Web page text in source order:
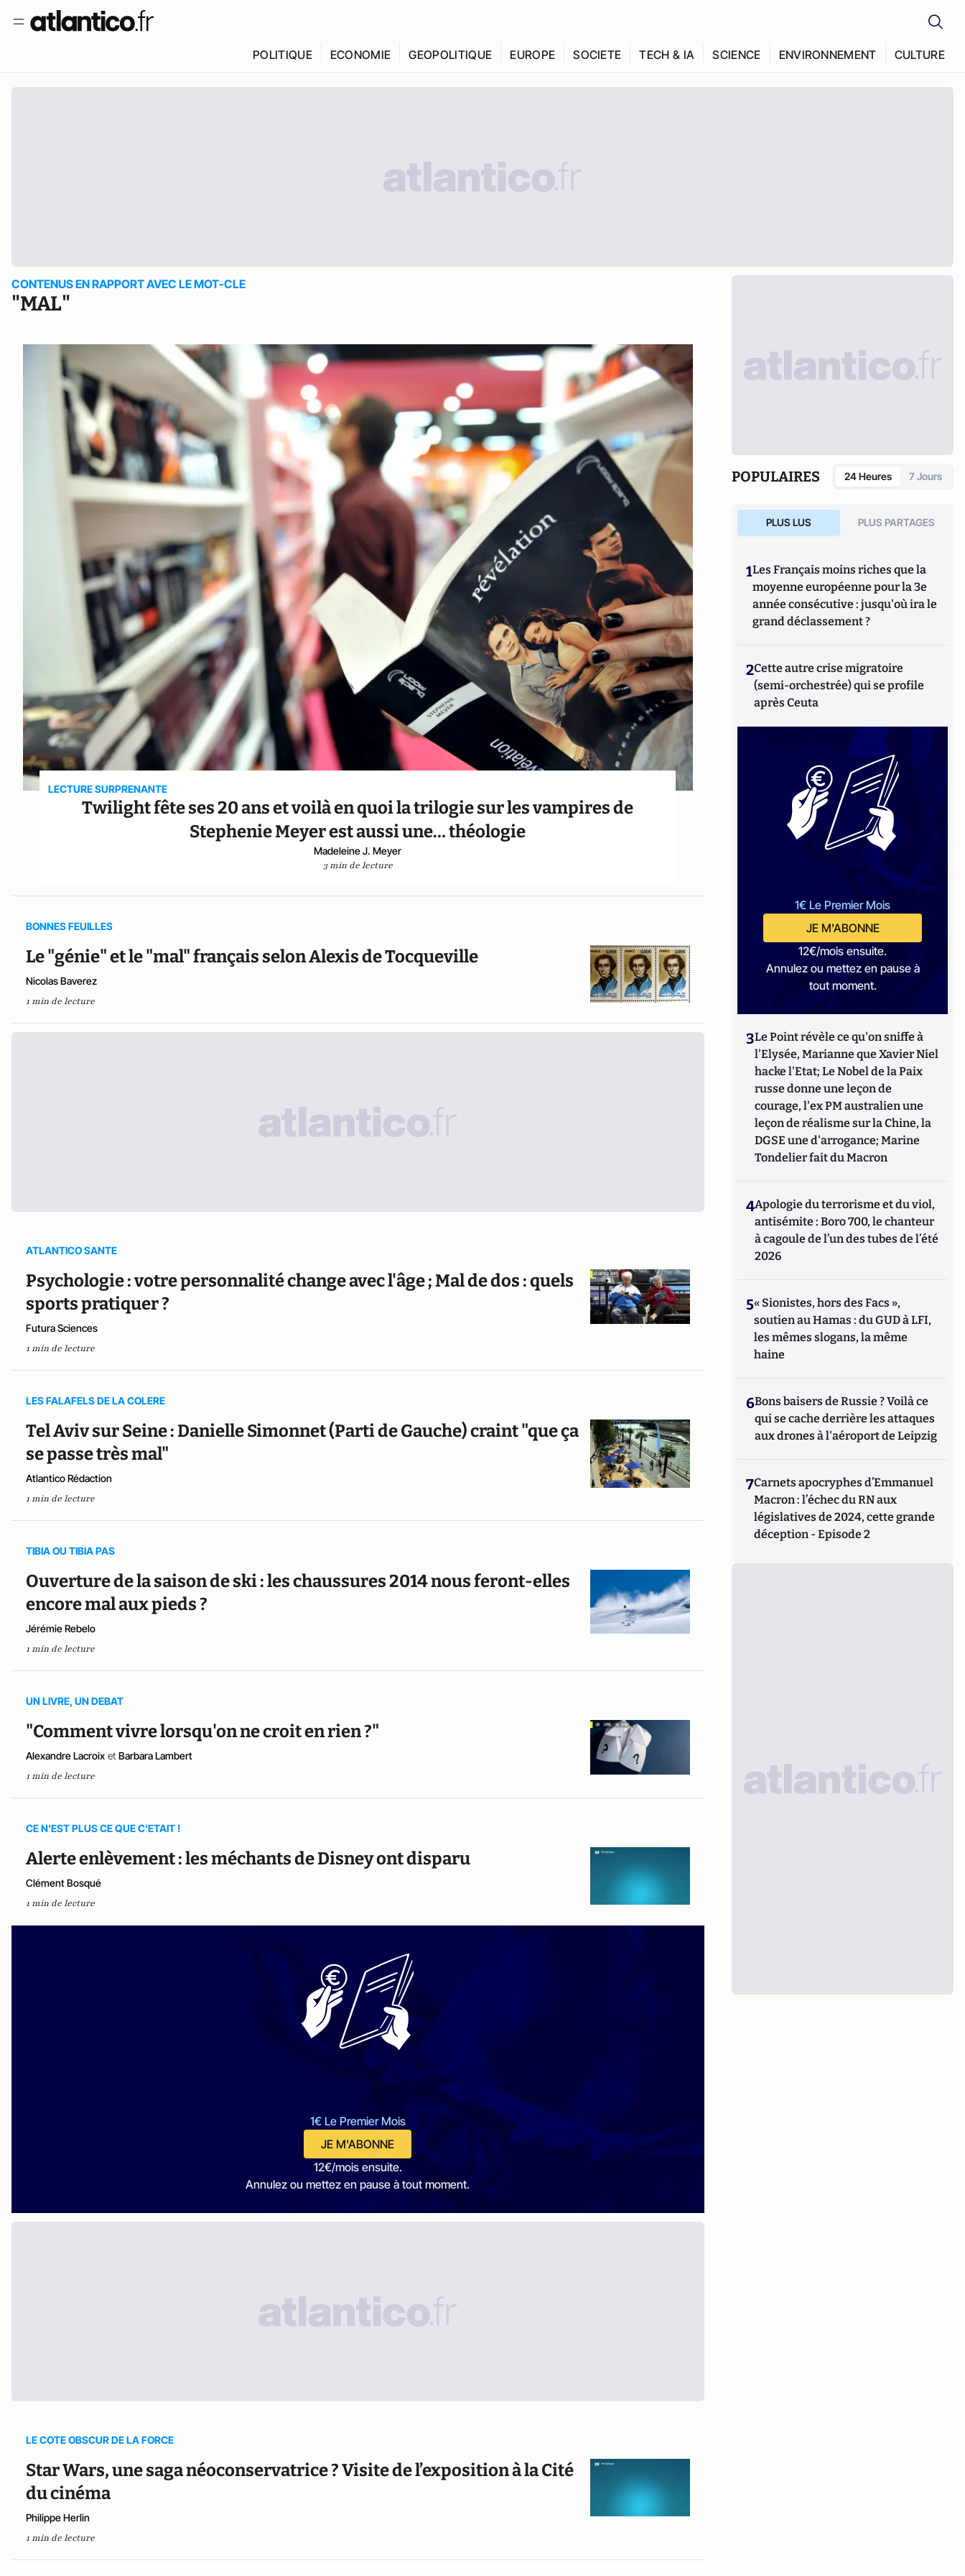
POLITIQUE ECONOMIE GEOPOLITIQUE EUROPE SOCIETE TECH & IA SCIENCE ENVIRONNEMENT CULTURE
CONTENUS EN RAPPORT AVEC LE MOT-CLE
"MAL"
LECTURE SURPRENANTE
Twilight fête ses 20 ans et voilà en quoi la trilogie sur les vampires de
Stephenie Meyer est aussi une… théologie
Madeleine J. Meyer
3 min de lecture
BONNES FEUILLES
Le "génie" et le "mal" français selon Alexis de Tocqueville
Nicolas Baverez
1 min de lecture
ATLANTICO SANTE
Psychologie : votre personnalité change avec l'âge ; Mal de dos : quels
sports pratiquer ?
Futura Sciences
1 min de lecture
LES FALAFELS DE LA COLERE
Tel Aviv sur Seine : Danielle Simonnet (Parti de Gauche) craint "que ça
se passe très mal"
Atlantico Rédaction
1 min de lecture
TIBIA OU TIBIA PAS
Ouverture de la saison de ski : les chaussures 2014 nous feront-elles
encore mal aux pieds ?
Jérémie Rebelo
1 min de lecture
UN LIVRE, UN DEBAT
"Comment vivre lorsqu'on ne croit en rien ?"
Alexandre Lacroix et Barbara Lambert
1 min de lecture
CE N'EST PLUS CE QUE C'ETAIT !
Alerte enlèvement : les méchants de Disney ont disparu
Clément Bosqué
1 min de lecture
1€ Le Premier Mois
JE M'ABONNE
12€/mois ensuite.
Annulez ou mettez en pause à tout moment.
LE COTE OBSCUR DE LA FORCE
Star Wars, une saga néoconservatrice ? Visite de l’exposition à la Cité
du cinéma
Philippe Herlin
1 min de lecture
POPULAIRES 24 Heures 7 Jours
PLUS LUS PLUS PARTAGES
1Les Français moins riches que la
moyenne européenne pour la 3e
année consécutive : jusqu'où ira le
grand déclassement ?
2Cette autre crise migratoire
(semi-orchestrée) qui se profile
après Ceuta
1€ Le Premier Mois
JE M'ABONNE
12€/mois ensuite.
Annulez ou mettez en pause à
tout moment.
3Le Point révèle ce qu'on sniffe à
l'Elysée, Marianne que Xavier Niel
hacke l'Etat; Le Nobel de la Paix
russe donne une leçon de
courage, l'ex PM australien une
leçon de réalisme sur la Chine, la
DGSE une d'arrogance; Marine
Tondelier fait du Macron
4Apologie du terrorisme et du viol,
antisémite : Boro 700, le chanteur
à cagoule de l’un des tubes de l’été
2026
5« Sionistes, hors des Facs »,
soutien au Hamas : du GUD à LFI,
les mêmes slogans, la même
haine
6Bons baisers de Russie ? Voilà ce
qui se cache derrière les attaques
aux drones à l'aéroport de Leipzig
7Carnets apocryphes d’Emmanuel
Macron : l’échec du RN aux
législatives de 2024, cette grande
déception - Episode 2